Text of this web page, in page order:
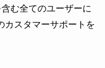
む全てのユーザーに
カスタマーサポートを